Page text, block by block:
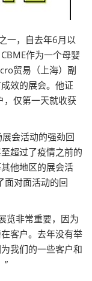
一，自去年6月以
作为一个母婴
贸易（上海）副
效的展会。他证
，仅第一天就收获
会活动的强劲回
超过了疫情之前的
他地区的展会活
面对面活动的回
览非常重要，因为
客户。去年没有举
我们的一些客户和
”